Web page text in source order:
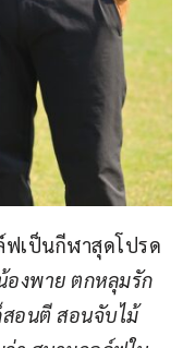
เป็นกีฬาสุดโปรด
องพาย ตกหลุมรัก
สอนตี สอนจับไม้